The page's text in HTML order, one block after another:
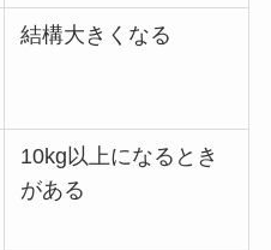
結構大きくなる
10kg以上になるとき
がある